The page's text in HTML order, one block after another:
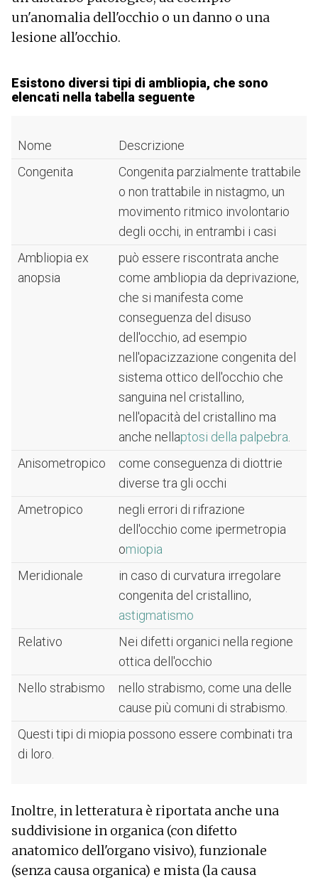
un'anomalia dell'occhio o un danno o una
lesione all'occhio.
Esistono diversi tipi di ambliopia, che sono
elencati nella tabella seguente
Nome
Descrizione
Congenita
Congenita parzialmente trattabile
o non trattabile in nistagmo, un
movimento ritmico involontario
degli occhi, in entrambi i casi
Ambliopia ex
anopsia
può essere riscontrata anche
come ambliopia da deprivazione,
che si manifesta come
conseguenza del disuso
dell'occhio, ad esempio
nell'opacizzazione congenita del
sistema ottico dell'occhio che
sanguina nel cristallino,
nell'opacità del cristallino ma
anche nellaptosi della palpebra
Anisometropico
come conseguenza di diottrie
diverse tra gli occhi
Ametropico
negli errori di rifrazione
dell'occhio come ipermetropia
omiopia
Meridionale
in caso di curvatura irregolare
congenita del cristallino,
astigmatismo
Relativo
Nei difetti organici nella regione
ottica dell'occhio
Nello strabismo
nello strabismo, come una delle
cause più comuni di strabismo.
Questi tipi di miopia possono essere combinati tra
di loro.
Inoltre, in letteratura è riportata anche una
suddivisione in organica (con difetto
anatomico dell'organo visivo), funzionale
(senza causa organica) e mista (la causa